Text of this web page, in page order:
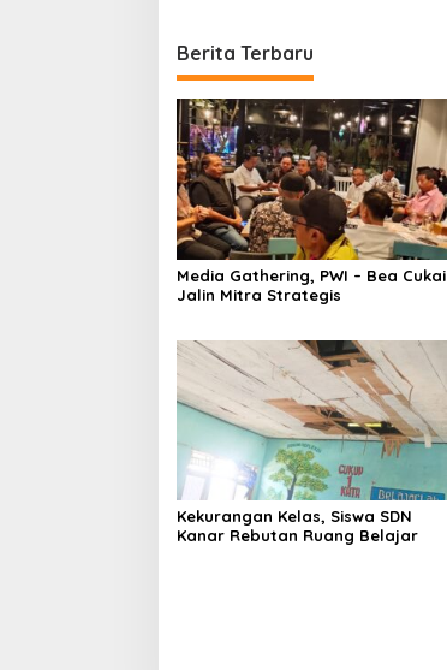
Berita Terbaru
Media Gathering, PWI – Bea Cukai
Jalin Mitra Strategis
Kekurangan Kelas, Siswa SDN
Kanar Rebutan Ruang Belajar